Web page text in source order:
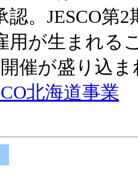
認。JESCO第
用が生まれる
催が盛り込
北海道事業